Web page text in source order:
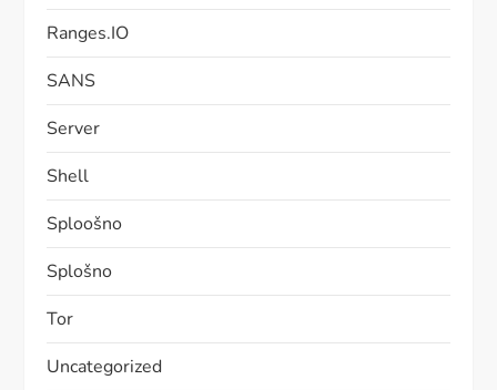
Ranges.IO
SANS
Server
Shell
Sploošno
Splošno
Tor
Uncategorized